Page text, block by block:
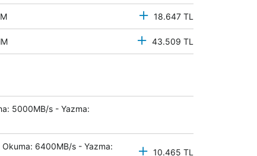
18.647 TL
43.509 TL
5000MB/s - Yazma:
Okuma: 6400MB/s - Yazma:
10.465 TL